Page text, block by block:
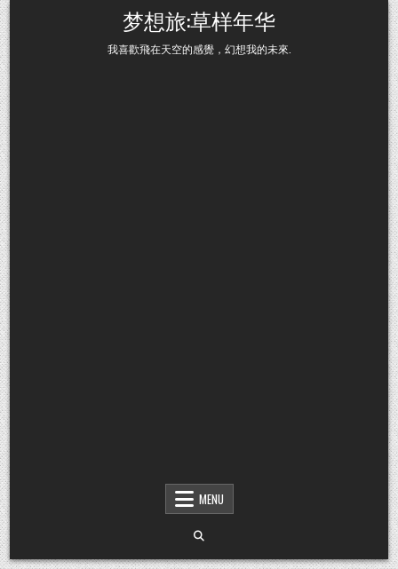
Skip to content 梦想旅:草样年华
我喜歡飛在天空的感覺，幻想我的未來.
MENU